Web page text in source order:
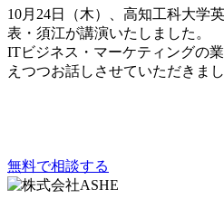
10月24日（木）、高知工科大学
表・須江が講演いたしました。
ITビジネス・マーケティングの
えつつお話しさせていただきまし
無料で相談する